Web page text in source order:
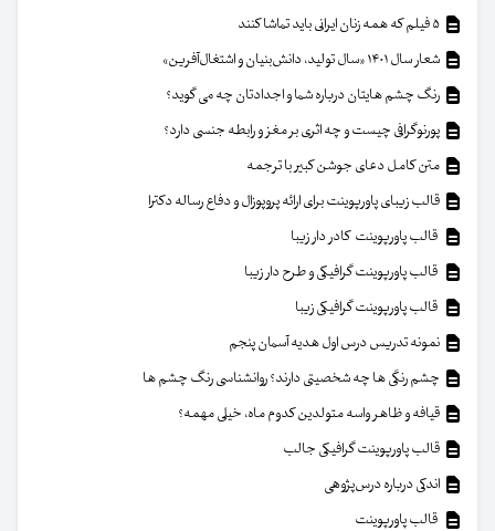
شعار سال ۱۴۰۱ «سال تولید، دانش‌بنیان و اشتغال‌آفرین»
رنگ چشم هایتان درباره شما و اجدادتان چه می گوید؟
پورنوگرافی چیست و چه اثری بر مغز و رابطه جنسی دارد؟
متن کامل دعای جوشن کبیر با ترجمه
قالب زیبای پاورپوینت برای ارائه پروپوزال و دفاع رساله دکترا
قالب پاورپوینت کادر دار زیبا
قالب پاورپوینت گرافیکی و طرح دار زیبا
قالب پاورپوینت گرافیکی زیبا
نمونه تدریس درس اول هدیه آسمان پنجم
چشم رنگی ها چه شخصیتی دارند؟ روانشناسی رنگ چشم ها
قیافه و ظاهر واسه متولدین کدوم ماه، خیلی مهمه؟
قالب پاورپوینت گرافیکی جالب
اندکی درباره درس‌پژوهی
قالب پاورپوینت